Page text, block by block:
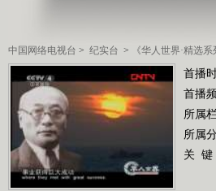
中国网络电视台 > 纪实台 > 《华人世界·精选系
首播
首播
所属
所属
关 键